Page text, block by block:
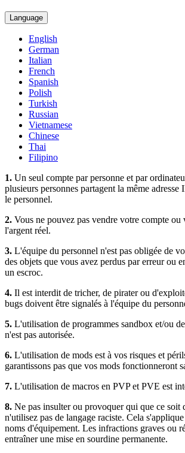
Language
English
German
Italian
French
Spanish
Polish
Turkish
Russian
Vietnamese
Chinese
Thai
Filipino
1. Un seul compte par personne et par
plusieurs personnes partagent la même adresse
le personnel.
2. Vous ne pouvez pas vendre votre compte ou
l'argent réel.
3. L'équipe du personnel n'est pas obligée de
des objets que vous avez perdus par erreur ou
un escroc.
4. Il est interdit de tricher, de pirater ou
bugs doivent être signalés à l'équipe du
5. L'utilisation de programmes sandbox et/ou
n'est pas autorisée.
6. L'utilisation de mods est à vos risques et
garantissons pas que vos mods fonctionneront
7. L'utilisation de macros en PVP et PVE est
8. Ne pas insulter ou provoquer qui que ce soit
n'utilisez pas de langage raciste. Cela
noms d'équipement. Les infractions graves ou
entraîner une mise en sourdine permanente.